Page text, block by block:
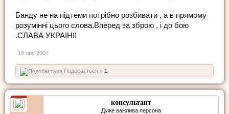
Банду не на підтеми потрібно розбивати , а в прямому
розумінні цього слова.Вперед за зброю , і до бою
.СЛАВА УКРАІНІ!
18 лис 2007
Подобається x 1
консультант
Дуже важлива персона